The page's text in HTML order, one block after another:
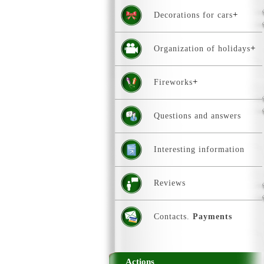
Decorations for cars
Organization of holidays
Fireworks
Questions and answers
Interesting information
Reviews
Contacts. Payments
Actions